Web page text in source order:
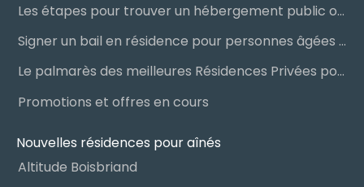
Les étapes pour trouver un hébergement public ou privé
Signer un bail en résidence pour personnes âgées (RPA) : ce qu’il faut savoir
Le palmarès des meilleures Résidences Privées pour Aînés (RPA)
Promotions et offres en cours
Nouvelles résidences pour aînés
Altitude Boisbriand